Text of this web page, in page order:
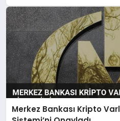
Merkez Bankası Kripto